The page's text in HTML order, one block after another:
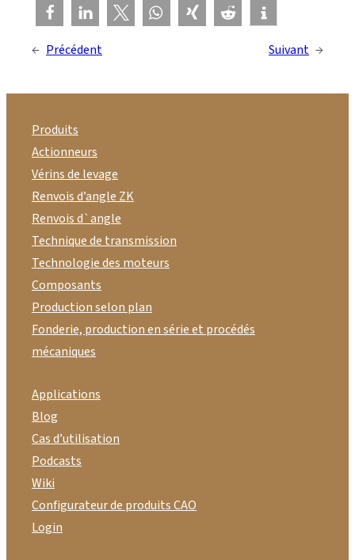
← Précédent Suivant →
Produits
Actionneurs
Vérins de levage
Renvois d’angle ZK
Renvois d`angle
Technique de transmission
Technologie des moteurs
Composants
Production selon plan
Fonderie, production en série et procédés
mécaniques
Applications
Blog
Cas d’utilisation
Podcasts
Wiki
Configurateur de produits CAO
Login